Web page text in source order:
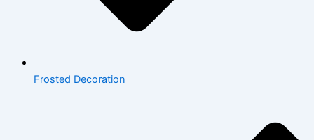
Frosted Decoration